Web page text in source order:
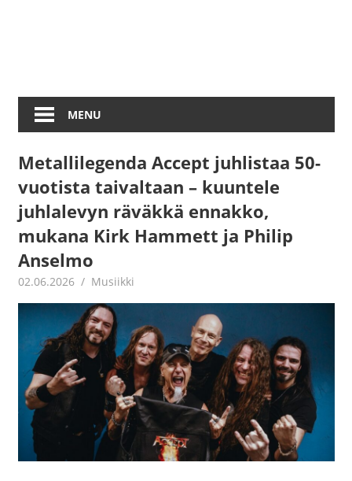
MENU
Metallilegenda Accept juhlistaa 50-
vuotista taivaltaan – kuuntele
juhlalevyn räväkkä ennakko,
mukana Kirk Hammett ja Philip
Anselmo
02.06.2026 Juha Kaunisto
Musiikki